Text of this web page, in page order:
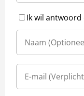
Ik wil